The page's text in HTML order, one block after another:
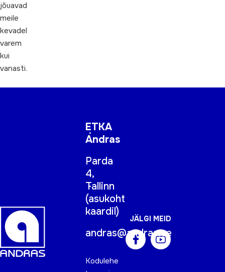
jõuavad
meile
kevadel
varem
kui
vanasti.
ETKA
Andras
Parda
4,
Tallinn
(asukoht
kaardil)
andras@andras.ee
Kodulehe
JÄLGI MEID